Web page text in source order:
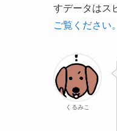
すデータはス
ご覧ください。
くるみこ